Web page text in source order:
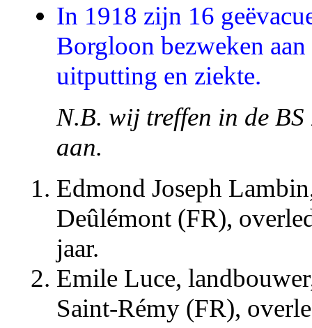
In 1918 zijn 16
Borgloon bezweken
uitputting en ziekte.
N.B. wij treffen in de BS
aan.
Edmond Joseph
Deûlémont (FR),
jaar.
Emile Luce,
Saint-Rémy (FR),